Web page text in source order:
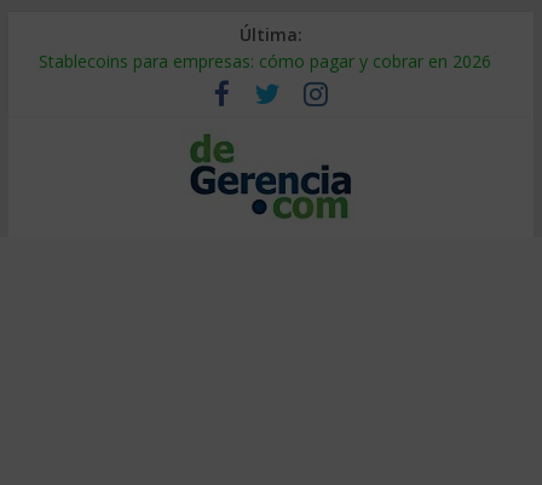
Última:
Stablecoins para empresas: cómo pagar y cobrar en 2026
Despido silencioso: qué es y por qué sale tan caro
IA en selección de personal: cómo auditarla a tiempo
Trabajo forzoso en la cadena de suministro: qué hacer
Mercado hispano de EE. UU.: cómo segmentarlo y venderle